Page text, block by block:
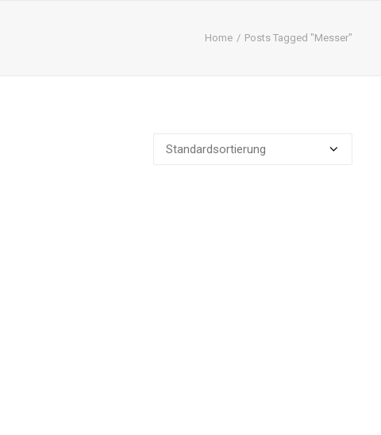
Home Posts Tagged "Messer"